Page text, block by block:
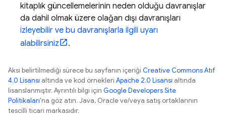
kitaplık güncellemelerinin neden olduğu davranışlar
da dahil olmak üzere olağan dışı davranışları
izleyebilir ve bu davranışlarla ilgili uyarı
alabilirsiniz
.
Aksi belirtilmediği sürece bu sayfanın içeriği Creative Commons Atıf
4.0 Lisansı altında ve kod örnekleri Apache 2.0 Lisansı altında
lisanslanmıştır. Ayrıntılı bilgi için Google Developers Site
Politikaları'na göz atın. Java, Oracle ve/veya satış ortaklarının
tescilli ticari markasıdır.